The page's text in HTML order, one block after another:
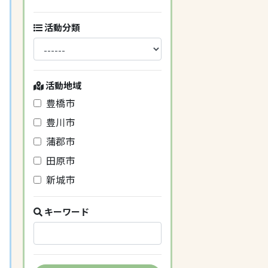
活動分類
活動地域
豊橋市
豊川市
蒲郡市
田原市
新城市
キーワード